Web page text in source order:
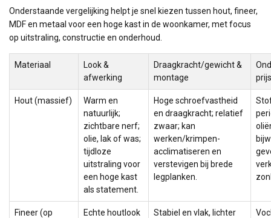
Onderstaande vergelijking helpt je snel kiezen tussen hout, fineer,
MDF en metaal voor een hoge kast in de woonkamer, met focus
op uitstraling, constructie en onderhoud.
Materiaal
Look &
afwerking
Draagkracht/gewicht &
montage
Hout (massief)
Warm en
natuurlijk;
zichtbare nerf;
olie, lak of was;
tijdloze
uitstraling voor
een hoge kast
als statement.
Hoge schroefvastheid
en draagkracht; relatief
zwaar; kan
werken/krimpen-
acclimatiseren en
verstevigen bij brede
legplanken.
Fineer (op
Echte houtlook
Stabiel en vlak, lichter